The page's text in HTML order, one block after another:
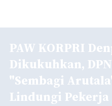
PAW KORPRI
Dikukuhkan,
"Sembagi
Lindungi Pekerja